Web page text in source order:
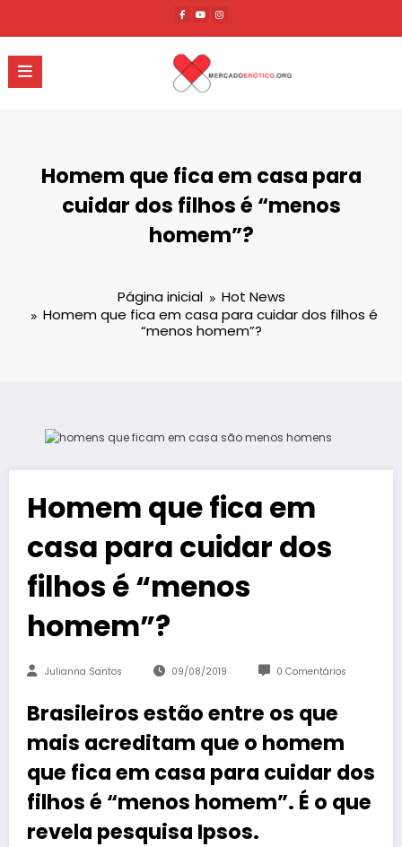
o
conteúdo
Homem que fica em casa para
cuidar dos filhos é “menos
homem”?
Página inicial
Hot News
Homem que fica em casa para cuidar dos filhos é
“menos homem”?
Homem que fica em
casa para cuidar dos
filhos é “menos
homem”?
Julianna Santos 09/08/2019 0 Comentários
Brasileiros estão entre os que
mais acreditam que o homem
que fica em casa para cuidar dos
filhos é “menos homem”. É o que
revela pesquisa Ipsos.